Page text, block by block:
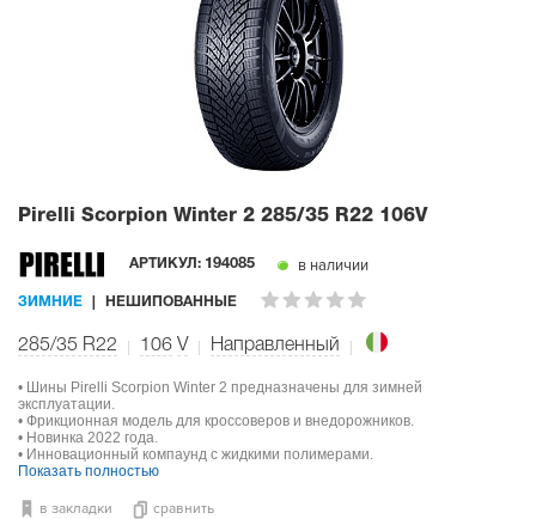
Pirelli Scorpion Winter 2 285/35 R22 106V
АРТИКУЛ: 194085 в наличии
ЗИМНИЕ НЕШИПОВАННЫЕ
285/35 R22 106 V Направленный
• Шины Pirelli Scorpion Winter 2 предназначены для зимней
эксплуатации.
• Фрикционная модель для кроссоверов и внедорожников.
• Новинка 2022 года.
• Инновационный компаунд с жидкими полимерами.
Показать полностью
в закладки сравнить